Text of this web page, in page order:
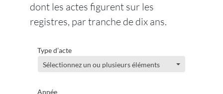
dont les actes figurent sur les
registres, par tranche de dix ans.
Type d’acte
Sélectionnez un ou plusieurs éléments
Année